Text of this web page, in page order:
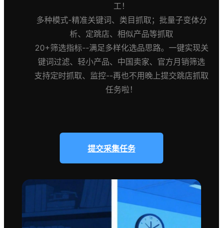
工！
多种模式-精准关键词、类目抓取；批量子变体分
析、定跳店、相似产品等抓取
20+筛选指标--满足多样化选品思路。一键实现关
键词过滤、轻小产品、中国卖家、官方月销筛选
支持定时抓取、监控--再也不用晚上提交跳店抓取
任务啦！
提交采集任务